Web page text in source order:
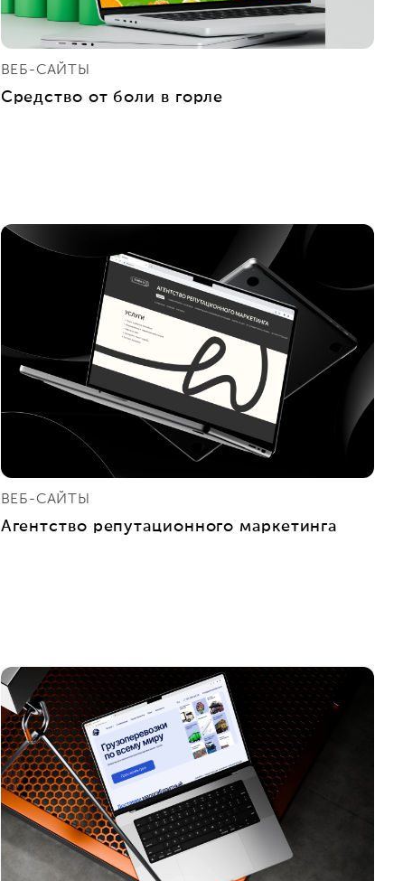
ВЕБ-САЙТЫ
Средство от боли в горле
ВЕБ-САЙТЫ
Агентство репутационного маркетинга